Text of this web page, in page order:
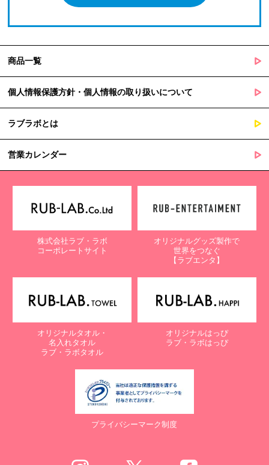
商品一覧
個人情報保護方針・個人情報の取り扱いについて
ラブラボとは
営業カレンダー
株式会社ラブ・ラボ
コーポレートサイト
オリジナルグッズ製作で
世界をつなぐ
【ラブエンタ】
オリジナルタオル・
名入れタオル
ラブ・ラボタオル
オリジナルはっぴ
ラブ・ラボはっぴ
プライバシーマーク制度